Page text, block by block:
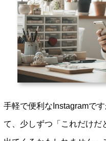
手軽で便利なInstagramで
て、少しずつ「これだけ